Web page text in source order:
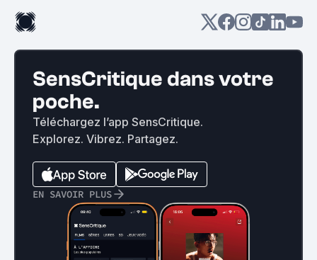
SensCritique dans votre
poche.
Téléchargez l’app SensCritique.
Explorez. Vibrez. Partagez.
EN SAVOIR PLUS